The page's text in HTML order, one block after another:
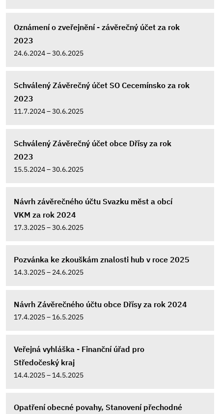
Oznámení o zveřejnění - závěrečný účet za rok
2023
24.6.2024 – 30.6.2025
Schválený Závěrečný účet SO Cecemínsko za rok
2023
11.7.2024 – 30.6.2025
Schválený Závěrečný účet obce Dřísy za rok
2023
15.5.2024 – 30.6.2025
Návrh závěrečného účtu Svazku měst a obcí
VKM za rok 2024
17.3.2025 – 30.6.2025
Pozvánka ke zkouškám znalosti hub v roce 2025
14.3.2025 – 24.6.2025
Návrh Závěrečného účtu obce Dřísy za rok 2024
17.4.2025 – 16.5.2025
Veřejná vyhláška - Finanční úřad pro
Středočeský kraj
14.4.2025 – 14.5.2025
Opatření obecné povahy, Stanovení přechodné